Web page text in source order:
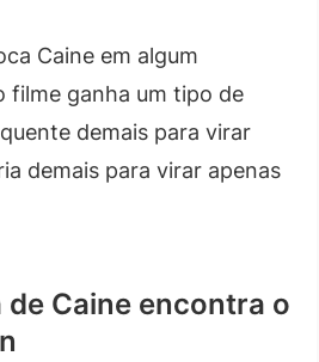
Caine em algum
filme ganha um tipo de
demais para virar
demais para virar apenas
Caine encontra o